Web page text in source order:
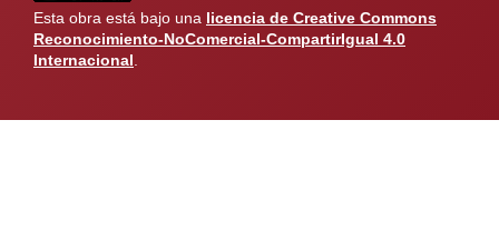
Esta obra está bajo una licencia de Creative Commons
Reconocimiento-NoComercial-CompartirIgual 4.0
Internacional.